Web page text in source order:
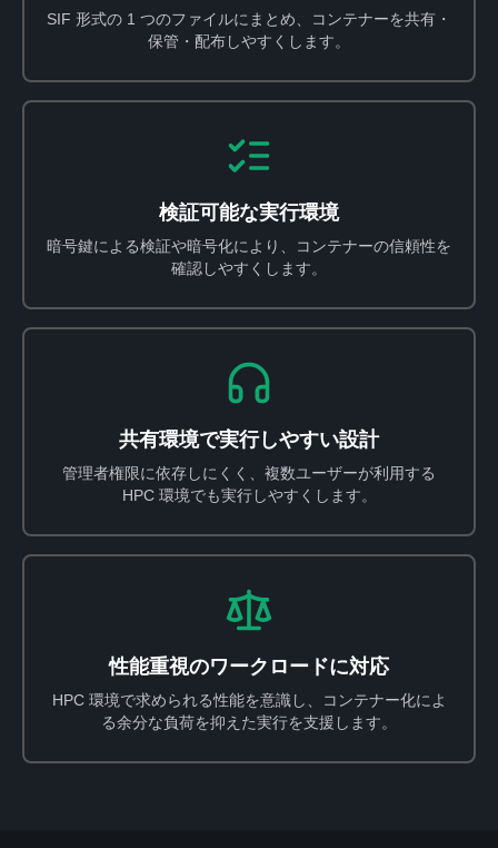
SIF 形式の 1 つのファイルにまとめ、コンテナーを共有・
保管・配布しやすくします。
検証可能な実行環境
暗号鍵による検証や暗号化により、コンテナーの信頼性を
確認しやすくします。
共有環境で実行しやすい設計
管理者権限に依存しにくく、複数ユーザーが利用する
HPC 環境でも実行しやすくします。
性能重視のワークロードに対応
HPC 環境で求められる性能を意識し、コンテナー化によ
る余分な負荷を抑えた実行を支援します。